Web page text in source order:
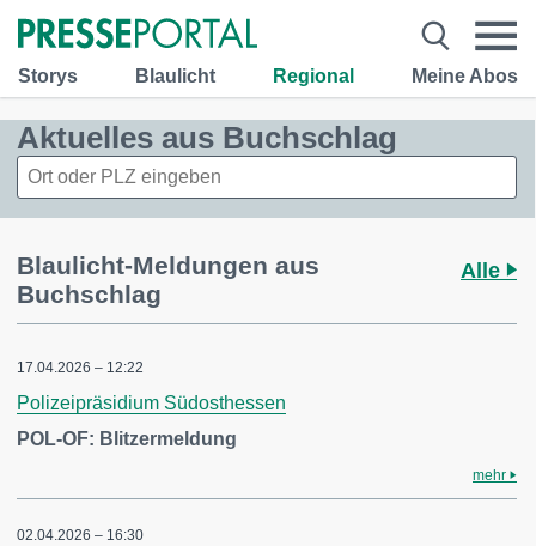
Storys Blaulicht Regional Meine Abos
Aktuelles aus Buchschlag
Blaulicht-Meldungen aus
Buchschlag
Alle
17.04.2026 – 12:22
Polizeipräsidium Südosthessen
POL-OF: Blitzermeldung
mehr
02.04.2026 – 16:30